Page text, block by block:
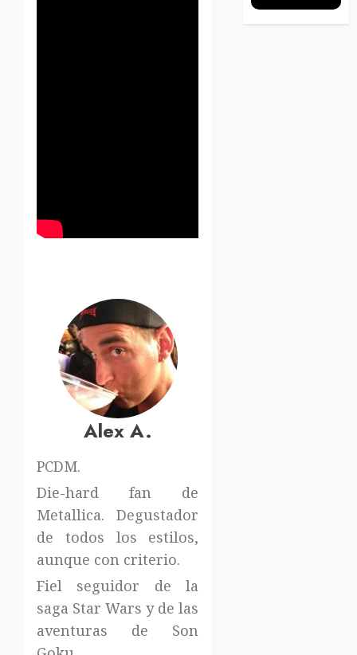
Alex A.
PCDM.
Die-hard fan de
Metallica. Degustador
de todos los estilos,
aunque con criterio.
Fiel seguidor de la
saga Star Wars y de las
aventuras de Son